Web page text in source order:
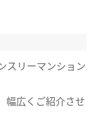
スリーマンション
幅広くご紹介させ